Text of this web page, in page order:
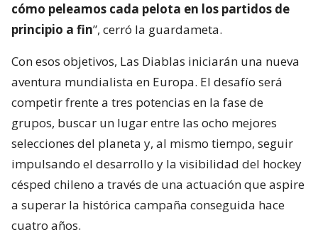
cómo peleamos cada pelota en los partidos de
principio a fin”, cerró la guardameta.
Con esos objetivos, Las Diablas iniciarán una nueva
aventura mundialista en Europa. El desafío será
competir frente a tres potencias en la fase de
grupos, buscar un lugar entre las ocho mejores
selecciones del planeta y, al mismo tiempo, seguir
impulsando el desarrollo y la visibilidad del hockey
césped chileno a través de una actuación que aspire
a superar la histórica campaña conseguida hace
cuatro años.